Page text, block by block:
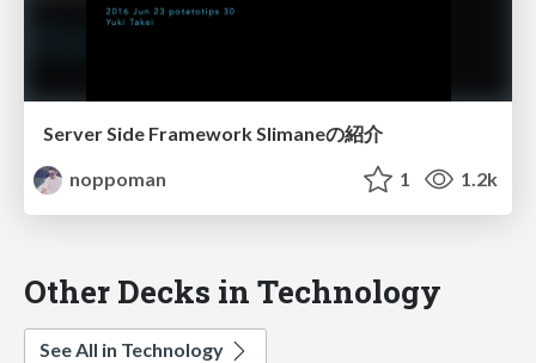
Server Side Framework Slimaneの紹介
noppoman
1 1.2k
Other Decks in Technology
See All in Technology